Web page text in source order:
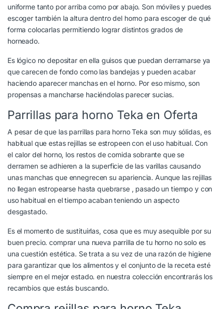
uniforme tanto por arriba como por abajo. Son móviles y puedes
escoger también la altura dentro del horno para escoger de qué
forma colocarlas permitiendo lograr distintos grados de
horneado.
Es lógico no depositar en ella guisos que puedan derramarse ya
que carecen de fondo como las bandejas y pueden acabar
haciendo aparecer manchas en el horno. Por eso mismo, son
propensas a mancharse haciéndolas parecer sucias.
Parrillas para horno Teka en Oferta
A pesar de que las parrillas para horno Teka son muy sólidas, es
habitual que estas rejillas se estropeen con el uso habitual. Con
el calor del horno, los restos de comida sobrante que se
derramen se adhieren a la superficie de las varillas causando
unas manchas que ennegrecen su apariencia. Aunque las rejillas
no llegan estropearse hasta quebrarse , pasado un tiempo y con
uso habitual en el tiempo acaban teniendo un aspecto
desgastado.
Es el momento de sustituirlas, cosa que es muy asequible por su
buen precio. comprar una nueva parrilla de tu horno no solo es
una cuestión estética. Se trata a su vez de una razón de higiene
para garantizar que los alimentos y el conjunto de la receta esté
siempre en el mejor estado. en nuestra colección encontrarás los
recambios que estás buscando.